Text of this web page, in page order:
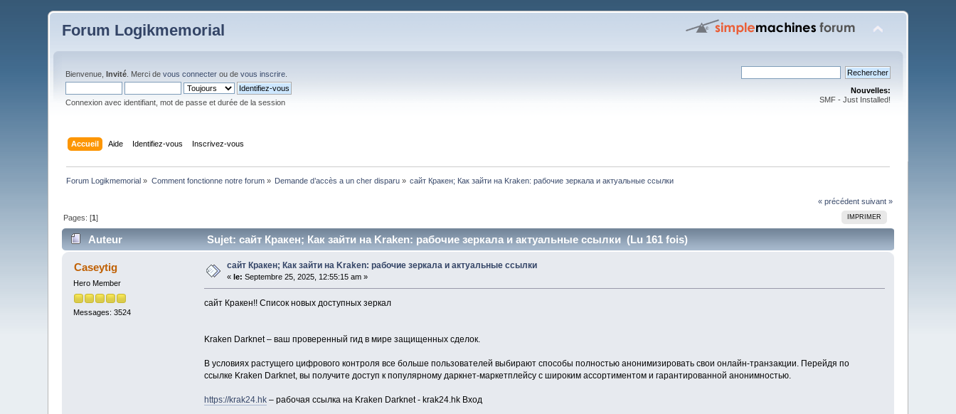
Forum Logikmemorial
Bienvenue,Invité . Merci devous connecter ou devous inscrire
Connexion avec identifiant, mot de passe et durée de la session
Nouvelles:
SMF - Just Installed!
Accueil Aide Identifiez-vous Inscrivez-vous
Forum Logikmemorial » Comment fonctionne notre forum» Demande d’accès a un cher disparu » сайт Кракен; Как зайти на Kraken: рабочие зеркала и актуальные ссылки
« précédent suivant »
IMPRIMER
Pages: [1]
Auteur Sujet: сайт Кракен; Как зайти на Kraken: рабочие зеркала и актуальные ссылки (Lu 161 fois)
Caseytig
Hero Member
Messages: 3524
сайт Кракен; Как зайти на Kraken: рабочие зеркала и актуальные ссылки
« le: Septembre 25, 2025, 12:55:15 am »
сайт Кракен!! Список новых доступных зеркал
Kraken Darknet – ваш проверенный гид в мире защищенных сделок.
В условиях растущего цифрового контроля все больше пользователей выбирают способы полностью анонимизировать свои онлайн-транзакции. Перейдя по
ссылке Kraken Darknet, вы получите доступ к популярному даркнет-маркетплейсу с широким ассортиментом и гарантированной анонимностью.
https://krak24.hk– рабочая ссылка на Kraken Darknet - krak24.hk Вход